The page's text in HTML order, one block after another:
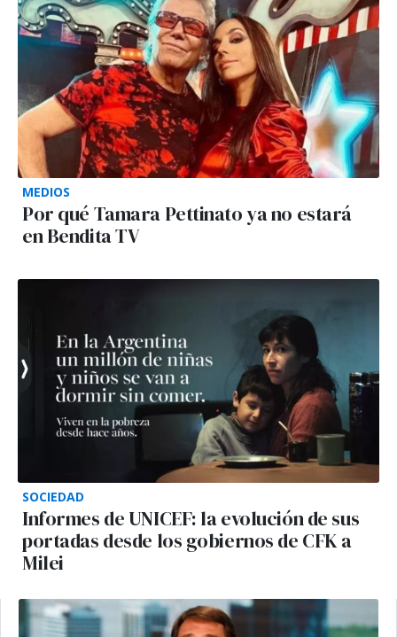
MEDIOS
Por qué Tamara Pettinato ya no estará
en Bendita TV
SOCIEDAD
Informes de UNICEF: la evolución de sus
portadas desde los gobiernos de CFK a
Milei